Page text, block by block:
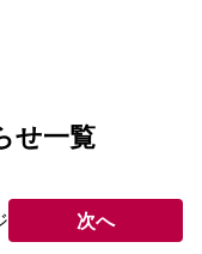
せ一覧
次へ